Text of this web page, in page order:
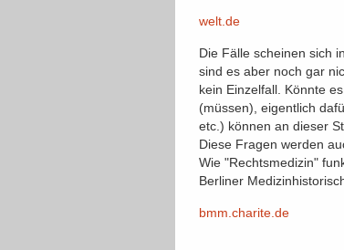
welt.de
Die Fälle scheinen sich
sind es aber noch gar
kein Einzelfall. Könnte
(müssen), eigentlich
etc.) können an dieser
Diese Fragen werden
Wie "Rechtsmedizin"
Berliner
bmm.charite.de